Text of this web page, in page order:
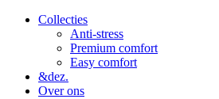
Collecties
Anti-stress
Premium comfort
Easy comfort
&dez.
Over ons